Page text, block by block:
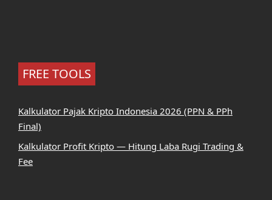
FREE TOOLS
Kalkulator Pajak Kripto Indonesia 2026 (PPN & PPh
Final)
Kalkulator Profit Kripto — Hitung Laba Rugi Trading &
Fee